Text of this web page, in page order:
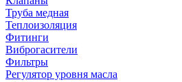
Труба медная
Теплоизоляция
Фитинги
Виброгасители
Фильтры
Регулятор уровня масла